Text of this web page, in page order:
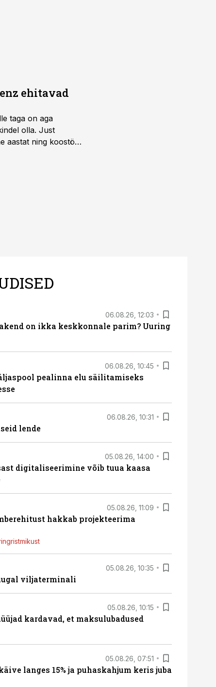
ehitavad
taga on aga
olla. Just
aastat ning koostöö
06.08.26, 12:03
on ikka keskkonnale parim? Uuring
06.08.26, 10:45
pealinna elu säilitamiseks
06.08.26, 10:31
lende
05.08.26, 14:00
digitaliseerimine võib tuua kaasa
05.08.26, 11:09
hakkab projekteerima
05.08.26, 10:35
viljaterminali
05.08.26, 10:15
kardavad, et maksulubadused
05.08.26, 07:51
langes 15% ja puhaskahjum keris juba